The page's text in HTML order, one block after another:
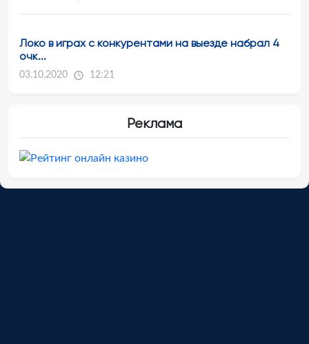
Локо в играх с конкурентами на выезде набрал 4
очк...
03.10.2020 12:21
Реклама